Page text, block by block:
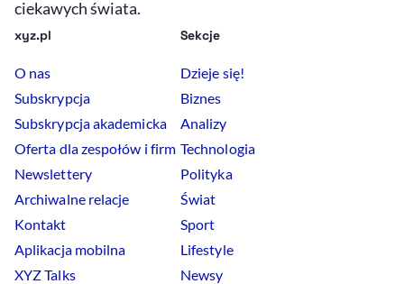
ciekawych świata.
xyz.pl
O nas
Subskrypcja
Subskrypcja akademicka
Oferta dla zespołów i firm
Newslettery
Archiwalne relacje
Kontakt
Aplikacja mobilna
XYZ Talks
Sekcje
Dzieje się!
Biznes
Analizy
Technologia
Polityka
Świat
Sport
Lifestyle
Newsy